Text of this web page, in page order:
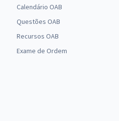
Calendário OAB
Questões OAB
Recursos OAB
Exame de Ordem